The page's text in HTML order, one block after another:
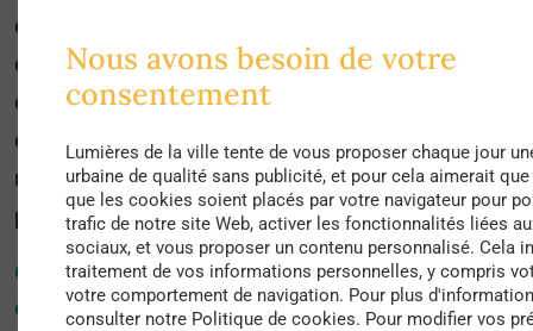
et remparts s’est effacée. Aussi, la ville s’est
déployée au-delà de la limite des remparts. Si
certaines portes sont restées pour leur valeur
esthétique et patrimoniale, les remparts qui les
reliaient ont été démantelés dans les années 60
pour laisser place aux périphériques urbains.
Comment les trottoirs sont apparus
en ville ?
Nous avons besoin de votre
consentement
Lumières de la ville tente de vous proposer chaque jour
urbaine de qualité sans publicité, et pour cela aimerait
que les cookies soient placés par votre navigateur pour
trafic de notre site Web, activer les fonctionnalités liées
sociaux, et vous proposer un contenu personnalisé. Cela
traitement de vos informations personnelles, y compris
votre comportement de navigation. Pour plus
consulter notre Politique de cookies. Pour modifier vos